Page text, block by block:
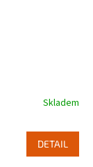
Skladem
DETAIL